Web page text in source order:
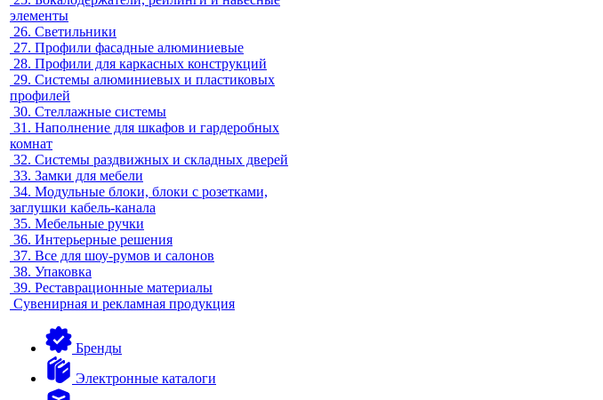
элементы
26. Светильники
27. Профили фасадные алюминиевые
28. Профили для каркасных конструкций
29. Системы алюминиевых и пластиковых
профилей
30. Стеллажные системы
31. Наполнение для шкафов и гардеробных
комнат
32. Системы раздвижных и складных дверей
33. Замки для мебели
34. Модульные блоки, блоки с розетками,
заглушки кабель-канала
35. Мебельные ручки
36. Интерьерные решения
37. Все для шоу-румов и салонов
38. Упаковка
39. Реставрационные материалы
Сувенирная и рекламная продукция
Бренды
Электронные каталоги